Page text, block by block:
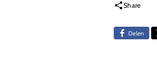
Share
Delen